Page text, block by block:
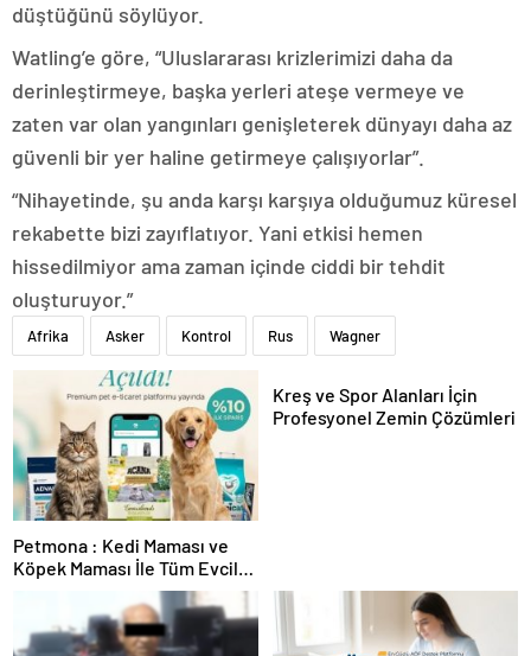
düştüğünü söylüyor.
Watling’e göre, “Uluslararası krizlerimizi daha da
derinleştirmeye, başka yerleri ateşe vermeye ve
zaten var olan yangınları genişleterek dünyayı daha az
güvenli bir yer haline getirmeye çalışıyorlar”.
“Nihayetinde, şu anda karşı karşıya olduğumuz küresel
rekabette bizi zayıflatıyor. Yani etkisi hemen
hissedilmiyor ama zaman içinde ciddi bir tehdit
oluşturuyor.”
Afrika Asker Kontrol Rus Wagner
Petmona : Kedi Maması ve
Köpek Maması İle Tüm Evcil
Kreş ve Spor Alanları İçin
Profesyonel Zemin Çözümleri